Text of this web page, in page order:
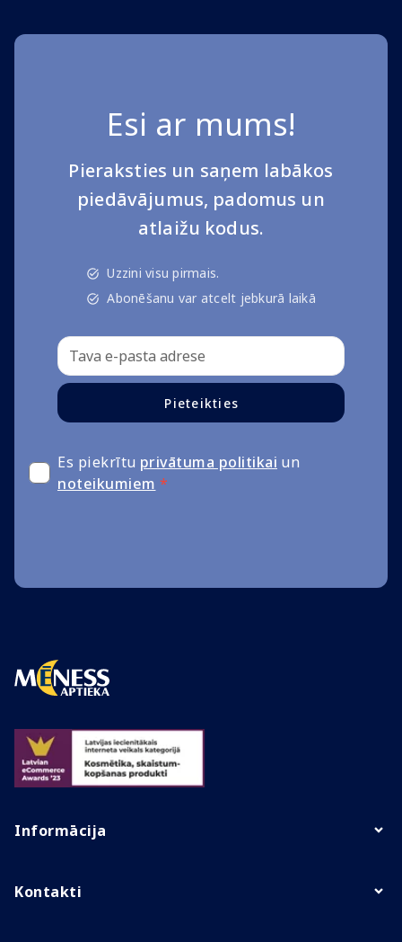
Esi ar mums!
Pieraksties un saņem labākos
piedāvājumus, padomus un
atlaižu kodus.
Uzzini visu pirmais.
Abonēšanu var atcelt jebkurā laikā
Pieteikties
Es piekrītu privātuma politikai un
noteikumiem *
Informācija
Kontakti